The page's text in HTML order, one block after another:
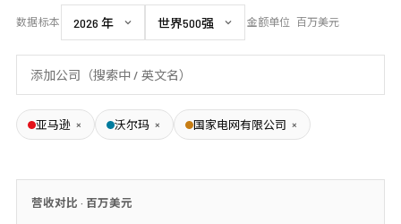
数据标本 金额单位 百万美元
亚马逊 × 沃尔玛 × 国家电网有限公司 ×
营收对比 · 百万美元